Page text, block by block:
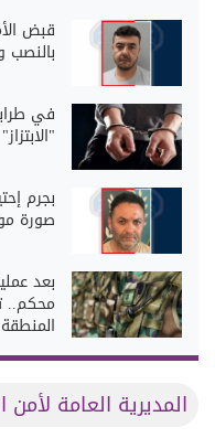
قبض
بالنصب
في
"الابتزاز"
بجرم
صورة
بعد
المنطقة
المديرية العامة لأمن